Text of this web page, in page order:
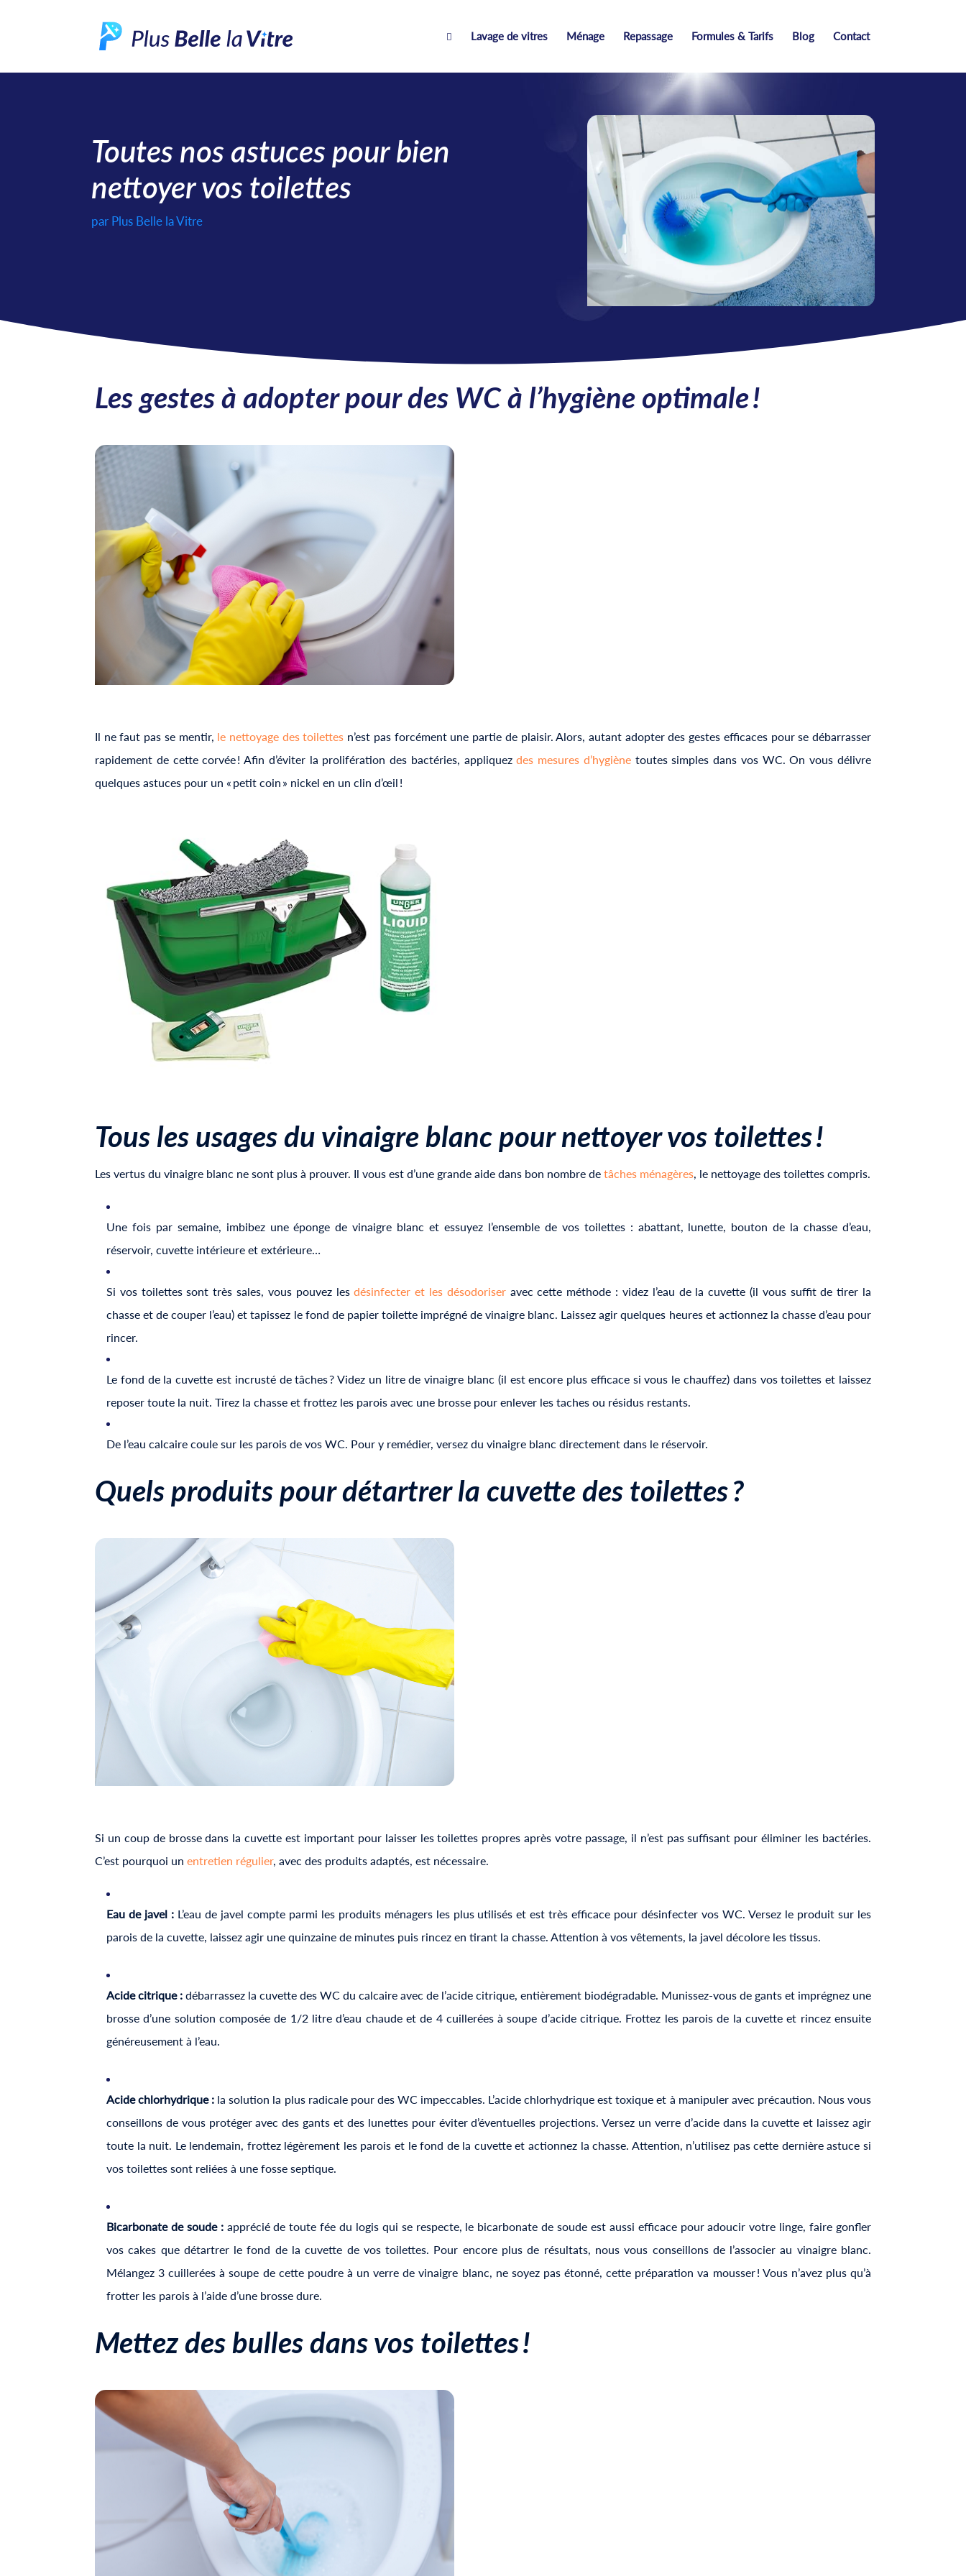
 Lavage de vitres Ménage Repassage Formules & Tarifs Blog Contact
Toutes nos astuces pour bien
nettoyer vos toilettes
par Plus Belle la Vitre
Lesgestesà adopter pour des WCà l’hygièneoptimale !
Il ne faut pas se mentir, le nettoyage des toilettes n’est pas forcément une partie de plaisir. Alors, autant adopter des gestes efficaces pour se débarrasser
rapidement de cette corvée ! Afin d’éviter la prolifération des bactéries, appliquezdes mesures d’hygiènetoutes simples dans vos WC. On vous délivre
quelques astuces pour un « petit coin » nickel en un clin d’œil !
Tous les usages du vinaigre blanc pournettoyervos toilettes!
Les vertus du vinaigre blanc ne sont plus à prouver. Il vous est d’une grande aide dans bon nombre de tâches ménagères, le nettoyage des toilettes compris.
Une fois par semaine, imbibez une éponge de vinaigre blanc et essuyez l’ensemble de vos toilettes : abattant, lunette, bouton de la chasse d’eau,
réservoir, cuvette intérieure et extérieure…
Si vos toilettes sont très sales, vous pouvez lesdésinfecter et les désodoriseravec cette méthode : videz l’eau de la cuvette (il vous suffit de tirer la
chasse et de couper l’eau) et tapissez le fond de papier toilette imprégné de vinaigre blanc. Laissez agir quelques heures et actionnez la chasse d’eau pour
rincer.
Le fond de la cuvette est incrusté de tâches ? Videz un litre de vinaigre blanc (il est encore plus efficace si vous le chauffez) dans vos toilettes et laissez
reposer toute la nuit. Tirez la chasse et frottez les parois avec une brosse pour enlever les taches ou résidus restants.
De l’eau calcaire coule sur les parois de vos WC. Pour y remédier, versez du vinaigre blanc directement dans le réservoir.
Quels produits pour détartrer la cuvette des toilettes?
Si un coup de brosse dans la cuvette est important pour laisser les toilettes propres après votre passage, il n’est pas suffisant pour éliminer les bactéries.
C’est pourquoi un entretien régulier, avec des produits adaptés, est nécessaire.
Eau de javel :L’eau de javel compte parmi les produits ménagers les plus utilisés et est très efficace pour désinfecter vos WC. Versez le produit sur les
parois de la cuvette, laissez agir une quinzaine de minutes puis rincez en tirant la chasse. Attention à vos vêtements, la javel décolore les tissus.
Acide citrique : débarrassez la cuvette des WC du calcaire avec de l’acide citrique, entièrement biodégradable. Munissez-vous de gants et imprégnez une
brosse d’une solution composée de 1/2 litre d’eau chaude et de 4 cuillerées à soupe d’acide citrique. Frottez les parois de la cuvette et rincez ensuite
généreusement à l’eau.
Acide chlorhydrique : la solution la plus radicale pour des WC impeccables. L’acide chlorhydrique est toxique et à manipuler avec précaution. Nous vous
conseillons de vous protéger avec des gants et des lunettes pour éviter d’éventuelles projections. Versez un verre d’acide dans la cuvette et laissez agir
toute la nuit. Le lendemain, frottez légèrement les parois et le fond de la cuvette et actionnez la chasse. Attention, n’utilisez pas cette dernière astuce si
vos toilettes sont reliées à une fosse septique.
Bicarbonate de soude :apprécié de toute fée du logis qui se respecte, le bicarbonate de soude est aussi efficace pour adoucir votre linge, faire gonfler
vos cakes que détartrer le fond de la cuvette de vos toilettes. Pour encore plus de résultats, nous vous conseillons de l’associer au vinaigre blanc.
Mélangez 3 cuillerées à soupe de cette poudre à un verre de vinaigre blanc, ne soyez pas étonné, cette préparation va mousser ! Vous n’avez plus qu’à
frotter les parois à l’aide d’une brosse dure.
Mettez des bulles dans vos toilettes!